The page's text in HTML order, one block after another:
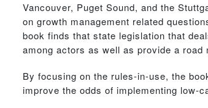
Vancouver, Puget Sound, and the
on growth management related
book finds that state legislation that
among actors as well as provide a
By focusing on the rules-in-use, the
improve the odds of implementing low-